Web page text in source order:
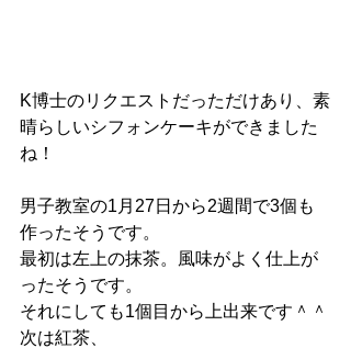
K博士のリクエストだっただけあり、素
晴らしいシフォンケーキができました
ね！
男子教室の1月27日から2週間で3個も
作ったそうです。
最初は左上の抹茶。風味がよく仕上が
ったそうです。
それにしても1個目から上出来です＾＾
次は紅茶、